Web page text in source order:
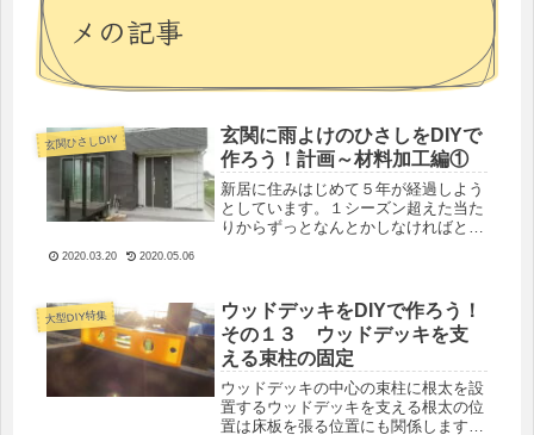
メの記事
玄関ひさしDIY
玄関に雨よけのひさしをDIYで
作ろう！計画～材料加工編①
新居に住みはじめて５年が経過しよう
としています。１シーズン超えた当た
りからずっとなんとかしなければと思
になっています。そして、片流れの屋
根を...
2020.03.20 2020.05.06
大型DIY特集
ウッドデッキをDIYで作ろう！
その１３ ウッドデッキを支
える束柱の固定
ウッドデッキの中心の束柱に根太を設
置するウッドデッキを支える根太の位
置は床板を張る位置にも関係します。